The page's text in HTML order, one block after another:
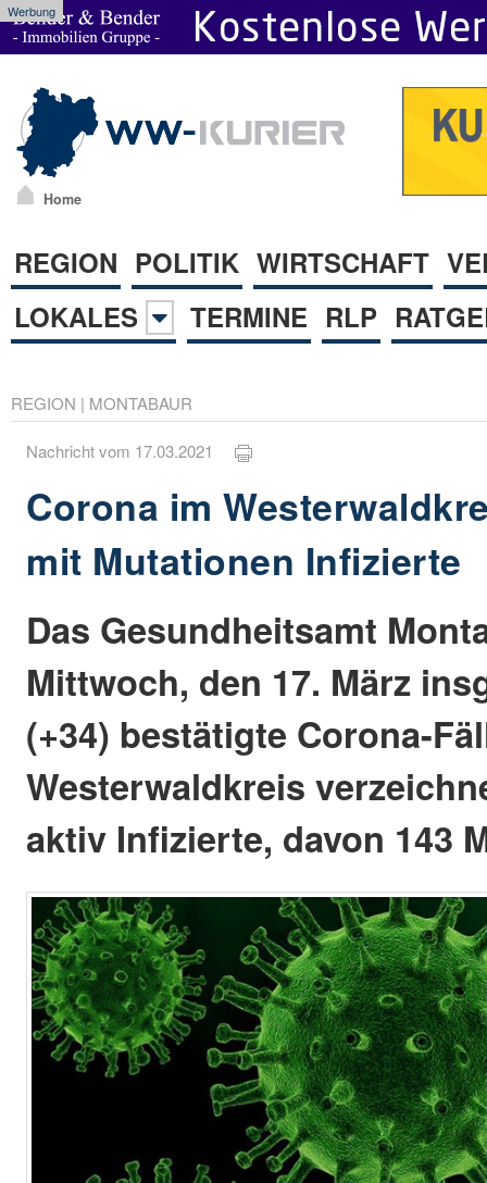
Werbung
Home
REGION POLITIK WIRTSCHAFT
LOKALES
TERMINE RLP
REGION | MONTABAUR
Nachricht vom 17.03.2021
Corona im
mit Mutationen Infizierte
Das Gesundheitsamt
Mittwoch, den 17. März
(+34) bestätigte Corona-
Westerwaldkreis
aktiv Infizierte, davon 143